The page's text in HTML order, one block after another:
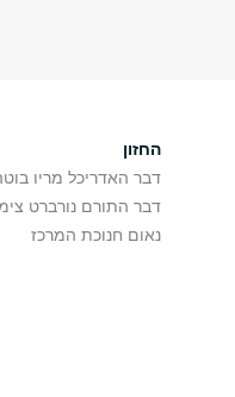
החזון
דבר האדריכל מריו
דבר התורם נורברט
נאום חנוכת המרכז